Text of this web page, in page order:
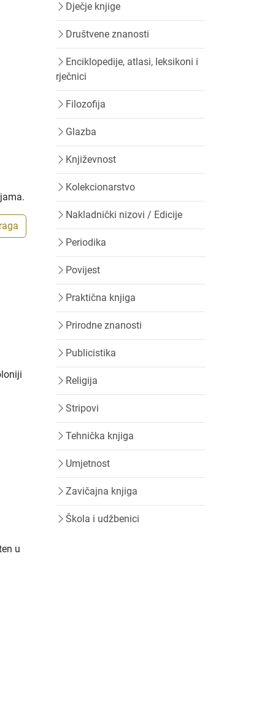
u
Dječje knjige
Društvene znanosti
Enciklopedije, atlasi, leksikoni i
rječnici
Filozofija
Glazba
Književnost
Kolekcionarstvo
Nakladnički nizovi / Edicije
Periodika
Povijest
Praktična knjiga
Prirodne znanosti
Publicistika
Religija
Stripovi
Tehnička knjiga
Umjetnost
Zavičajna knjiga
Škola i udžbenici